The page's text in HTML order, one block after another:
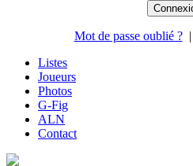
Mot de passe oublié ?|
Listes
Joueurs
Photos
G-Fig
ALN
Contact